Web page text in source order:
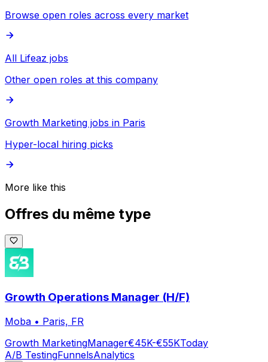
Browse open roles across every market
All Lifeaz jobs
Other open roles at this company
Growth Marketing jobs in Paris
Hyper-local hiring picks
More like this
Offres du même type
Growth Operations Manager (H/F)
Moba • Paris, FR
Growth MarketingManager€45K-€55KToday
A/B TestingFunnelsAnalytics